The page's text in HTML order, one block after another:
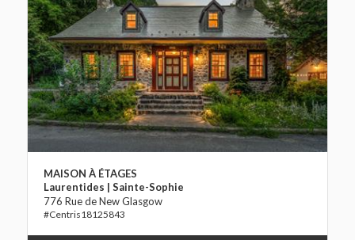
MAISON À ÉTAGES
Laurentides | Sainte-Sophie
776 Rue de New Glasgow
18125843